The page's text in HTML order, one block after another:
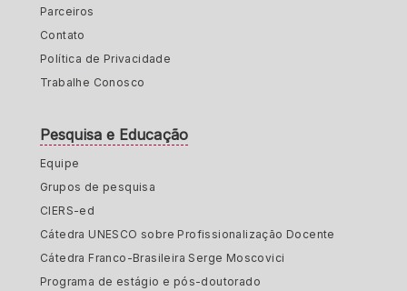
Parceiros
Contato
Política de Privacidade
Trabalhe Conosco
Pesquisa e Educação
Equipe
Grupos de pesquisa
CIERS-ed
Cátedra UNESCO sobre Profissionalização Docente
Cátedra Franco-Brasileira Serge Moscovici
Programa de estágio e pós-doutorado